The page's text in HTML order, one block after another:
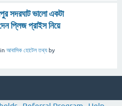
সদরঘাট ভালো একটা
প্লিজ প্রাইস নিয়ে
in আবাসিক হোটেল তথ্য by